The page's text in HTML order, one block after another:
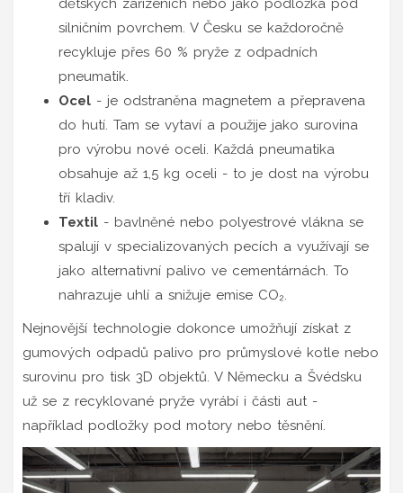
dětských zařízeních nebo jako podložka pod
silničním povrchem. V Česku se každoročně
recykluje přes 60 % pryže z odpadních
pneumatik.
Ocel - je odstraněna magnetem a přepravena
do hutí. Tam se vytaví a použije jako surovina
pro výrobu nové oceli. Každá pneumatika
obsahuje až 1,5 kg oceli - to je dost na výrobu
tří kladiv.
Textil - bavlněné nebo polyestrové vlákna se
spalují v specializovaných pecích a využívají se
jako alternativní palivo ve cementárnách. To
nahrazuje uhlí a snižuje emise CO₂.
Nejnovější technologie dokonce umožňují získat z
gumových odpadů palivo pro průmyslové kotle nebo
surovinu pro tisk 3D objektů. V Německu a Švédsku
už se z recyklované pryže vyrábí i části aut -
například podložky pod motory nebo těsnění.